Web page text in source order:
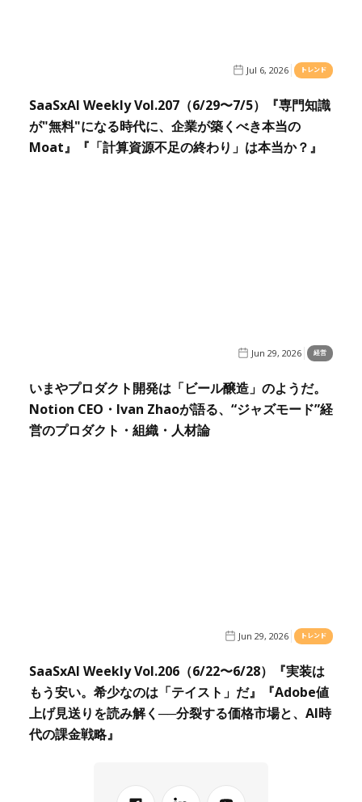
Jul 6, 2026 トレンド
SaaSxAI Weekly Vol.207（6/29〜7/5）『専門知識
が"無料"になる時代に、企業が築くべき本当の
Moat』『「計算資源不足の終わり」は本当か？』
Jun 29, 2026 経営
いまやプロダクト開発は「ビール醸造」のようだ。
Notion CEO・Ivan Zhaoが語る、“ジャズモード”経
営のプロダクト・組織・人材論
Jun 29, 2026 トレンド
SaaSxAI Weekly Vol.206（6/22〜6/28）『実装は
もう安い。希少なのは「テイスト」だ』『Adobe値
上げ見送りを読み解く──分裂する価格市場と、AI時
代の課金戦略』